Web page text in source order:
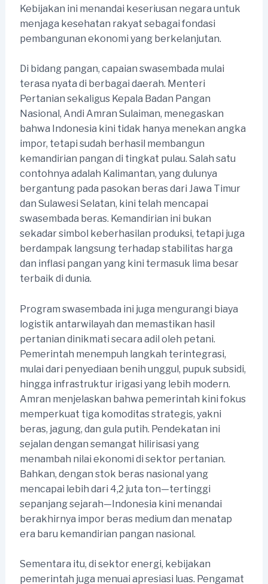
Kebijakan ini menandai keseriusan negara untuk
menjaga kesehatan rakyat sebagai fondasi
pembangunan ekonomi yang berkelanjutan.
Di bidang pangan, capaian swasembada mulai
terasa nyata di berbagai daerah. Menteri
Pertanian sekaligus Kepala Badan Pangan
Nasional, Andi Amran Sulaiman, menegaskan
bahwa Indonesia kini tidak hanya menekan angka
impor, tetapi sudah berhasil membangun
kemandirian pangan di tingkat pulau. Salah satu
contohnya adalah Kalimantan, yang dulunya
bergantung pada pasokan beras dari Jawa Timur
dan Sulawesi Selatan, kini telah mencapai
swasembada beras. Kemandirian ini bukan
sekadar simbol keberhasilan produksi, tetapi juga
berdampak langsung terhadap stabilitas harga
dan inflasi pangan yang kini termasuk lima besar
terbaik di dunia.
Program swasembada ini juga mengurangi biaya
logistik antarwilayah dan memastikan hasil
pertanian dinikmati secara adil oleh petani.
Pemerintah menempuh langkah terintegrasi,
mulai dari penyediaan benih unggul, pupuk subsidi,
hingga infrastruktur irigasi yang lebih modern.
Amran menjelaskan bahwa pemerintah kini fokus
memperkuat tiga komoditas strategis, yakni
beras, jagung, dan gula putih. Pendekatan ini
sejalan dengan semangat hilirisasi yang
menambah nilai ekonomi di sektor pertanian.
Bahkan, dengan stok beras nasional yang
mencapai lebih dari 4,2 juta ton—tertinggi
sepanjang sejarah—Indonesia kini menandai
berakhirnya impor beras medium dan menatap
era baru kemandirian pangan nasional.
Sementara itu, di sektor energi, kebijakan
pemerintah juga menuai apresiasi luas. Pengamat